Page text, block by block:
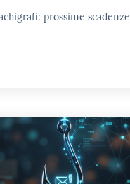
prossime scadenze